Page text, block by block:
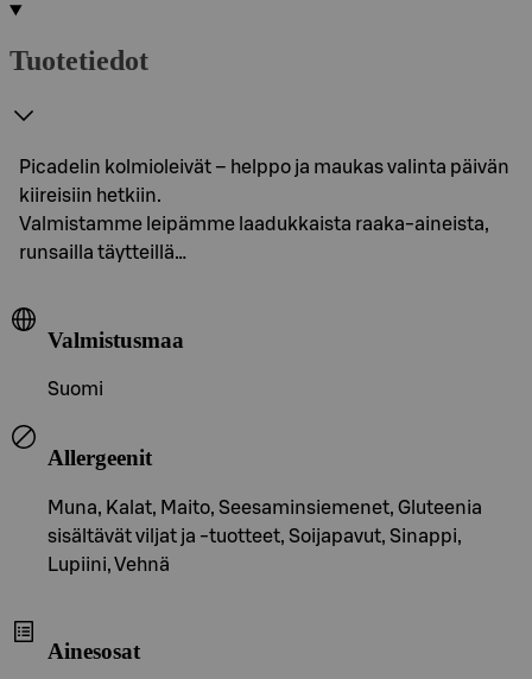
Tuotetiedot
Picadelin kolmioleivät – helppo ja maukas valinta päivän
kiireisiin hetkiin.
Valmistamme leipämme laadukkaista raaka-aineista,
runsailla täytteillä…
Valmistusmaa
Suomi
Allergeenit
Muna, Kalat, Maito, Seesaminsiemenet, Gluteenia
sisältävät viljat ja -tuotteet, Soijapavut, Sinappi,
Lupiini, Vehnä
Ainesosat